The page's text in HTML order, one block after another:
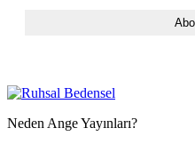
Neden Ange Yayınları?